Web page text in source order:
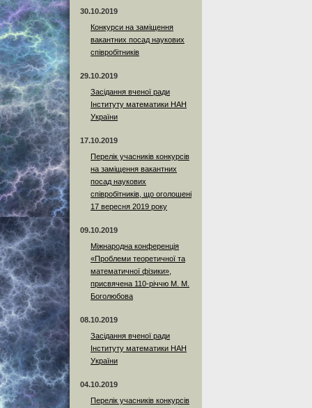
30.10.2019
Конкурси на заміщення
вакантних посад наукових
співробітників
29.10.2019
Засідання вченої ради
Інституту математики НАН
України
17.10.2019
Перелік учасників конкурсів
на заміщення вакантних
посад наукових
співробітників, що оголошені
17 вересня 2019 року
09.10.2019
Міжнародна конференція
«Проблеми теоретичної та
математичної фізики»,
присвячена 110-річчю М. М.
Боголюбова
08.10.2019
Засідання вченої ради
Інституту математики НАН
України
04.10.2019
Перелік учасників конкурсів